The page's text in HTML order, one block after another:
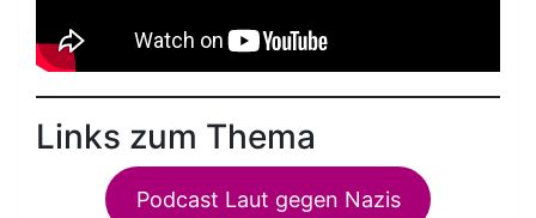
Links zum Thema
Podcast Laut gegen Nazis